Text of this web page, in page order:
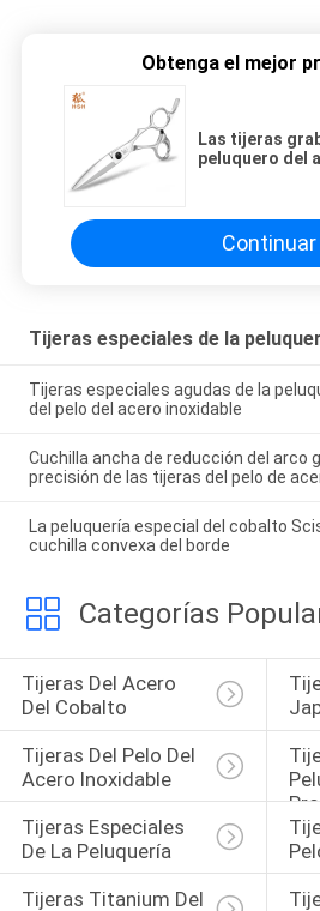
Obtenga el mejor
Las tijeras
peluquero del
Continuar
Tijeras especiales de la
Tijeras especiales agudas de la
del pelo del acero inoxidable
Cuchilla ancha de reducción del arco
precisión de las tijeras del pelo de
La peluquería especial del cobalto
cuchilla convexa del borde
Categorías
Tijeras Del Acero
Del Cobalto
Tijeras Del Pelo Del
Acero Inoxidable
Tijeras Especiales
De La Peluquería
Tijeras Titanium Del